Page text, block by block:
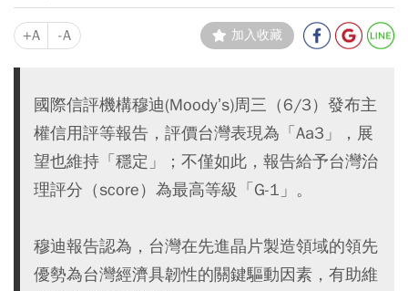
+A -A 加入收藏
國際信評機構穆迪(Moody’s)周三（6/3）發布主
權信用評等報告，評價台灣表現為「Aa3」，展
望也維持「穩定」；不僅如此，報告給予台灣治
理評分（score）為最高等級「G-1」。
穆迪報告認為，台灣在先進晶片製造領域的領先
優勢為台灣經濟具韌性的關鍵驅動因素，有助維